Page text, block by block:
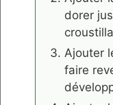
dorer
Ajouter
faire